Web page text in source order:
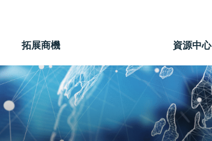
拓展商機 資源中心